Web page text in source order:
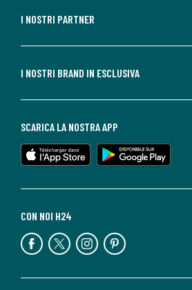
I NOSTRI PARTNER
I NOSTRI BRAND IN ESCLUSIVA
CON NOI H24
SCARICA LA NOSTRA APP